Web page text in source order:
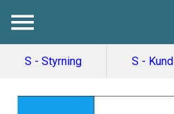
S - Styrning S - Kund